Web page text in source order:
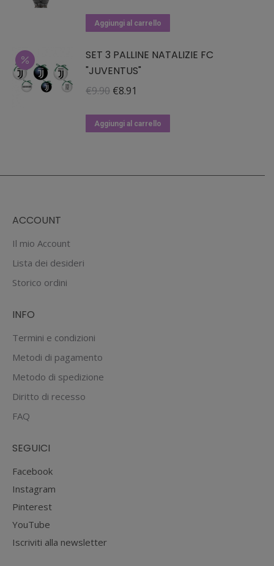
originale
€84.90.
attuale
€67.92.
Aggiungi al carrello
SET 3 PALLINE NATALIZIE FC
"JUVENTUS"
€9.90 Il
originale
€8.91
attuale
Aggiungi al carrello
ACCOUNT
Il mio Account
Lista dei desideri
Storico ordini
INFO
Termini e condizioni
Metodi di pagamento
Metodo di spedizione
Diritto di recesso
FAQ
SEGUICI
Facebook
Instagram
Pinterest
YouTube
Iscriviti alla newsletter